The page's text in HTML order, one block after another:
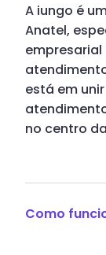
A iungo é
Anatel,
empresarial
está em
no centro
Como